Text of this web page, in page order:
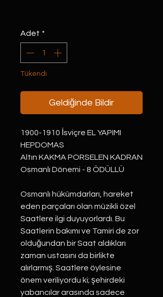
Adet *
Tükendi
Geldiğinde Bildir
1900-1910 İsviçre EL YAPIMI
HEPDOMAS
Altın KAKMA PORSELEN KADRAN
Osmanlı Dönemi - 8 ÖDÜLLÜ
Osmanlı hükümdarları, hareket
eden parçaları olan müzikli özel
Saatlere ilgi duyuyorlardı. Bu
Saatlerin bakımı ve Tamiri de zor
olduğundan bir Saat aldıkları
zaman ustasını da birlikte
alırlarmış. Saatlere öylesine
önem veriliyordu ki; şehirdeki
yabancılar arasında sadece